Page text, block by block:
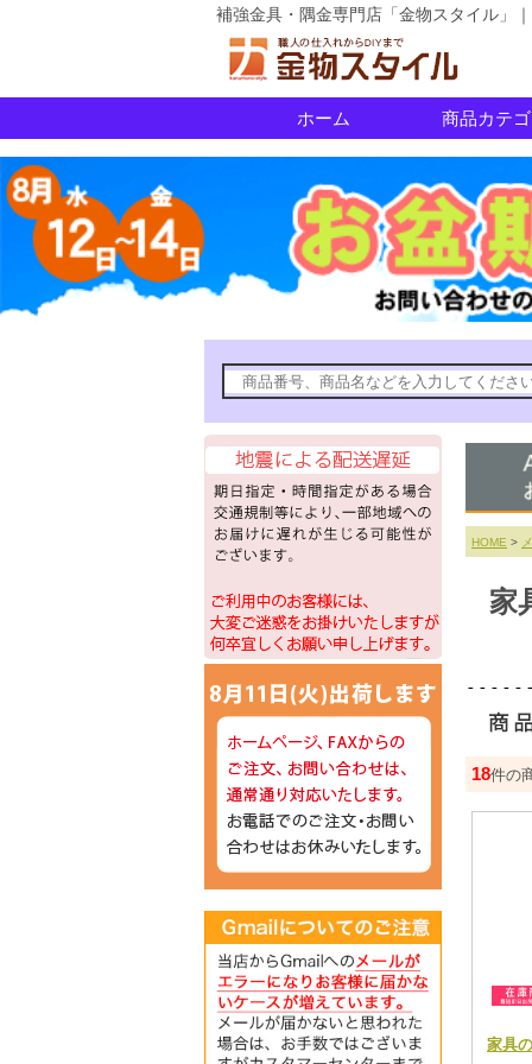
補強金具・隅金専門店「金物スタイル」
ホーム 商品カテ
HOME >
家
18件の
家具